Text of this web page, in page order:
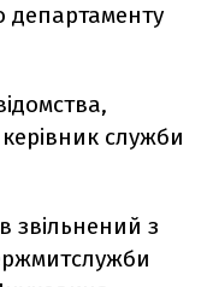
департаменту
служби
звільнений з